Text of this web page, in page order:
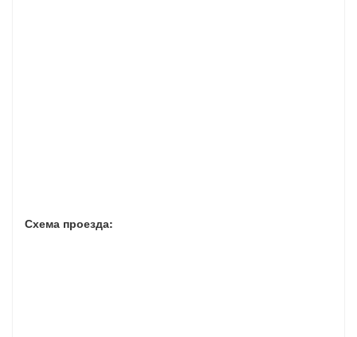
Схема проезда: